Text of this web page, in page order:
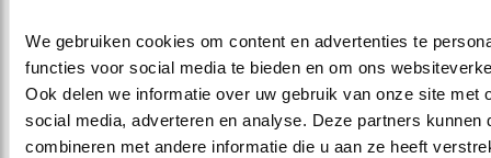
We gebruiken cookies om content en advertenties te
functies voor social media te bieden en om ons
Ook delen we informatie over uw gebruik van onze site met
social media, adverteren en analyse. Deze partners kunnen
combineren met andere informatie die u aan ze heeft
Nederlandse
naam
&
Duin
Zoet
&
moeras
Heide &
hoogveen
Bos